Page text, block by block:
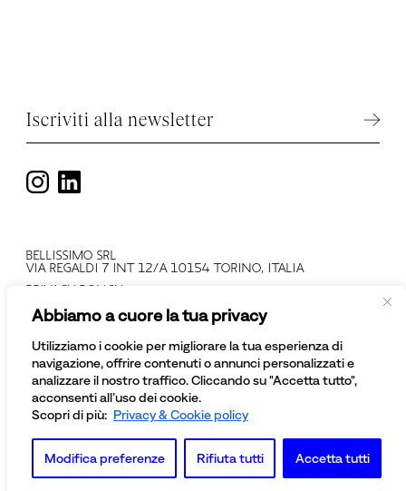
Abbiamo a cuore la tua privacy
Utilizziamo i cookie per migliorare la tua esperienza di
navigazione, offrire contenuti o annunci personalizzati e
analizzare il nostro traffico. Cliccando su "Accetta tutto",
acconsenti all’uso dei cookie.
Scopri di più: Privacy & Cookie policy
Modifica preferenze Rifiuta tutti Accetta tutti
Iscriviti alla newsletter
BELLISSIMO SRL
VIA REGALDI 7 INT 12/A 10154 TORINO, ITALIA
PRIVACY POLICY
PARTITA IVA: IT 08081430012
© BELLISSIMO SRL
TUTTI I DIRITTI SONO RISERVATI